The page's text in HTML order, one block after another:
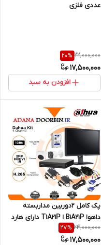
عددی فلزی
22,000,000
20%
17,500,000
افزودن به سبد
پک کامل 2دوربین مداربسته
داهوا B1A21P ا T1A21P دارای هارد
و کابل
24,000,000
27%
17,500,000